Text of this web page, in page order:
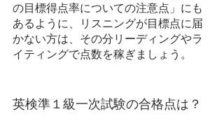
の目標得点率についての注意点」にも
あるように、リスニングが目標点に届
かない方は、その分リーディングやラ
イティングで点数を稼ぎましょう。
英検準１級一次試験の合格点は？